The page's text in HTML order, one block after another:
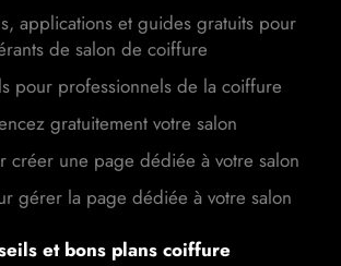
applications et guides gratuits pour
de salon de coiffure
pour professionnels de la coiffure
gratuitement votre salon
créer une page dédiée à votre salon
gérer la page dédiée à votre salon
et bons plans coiffure